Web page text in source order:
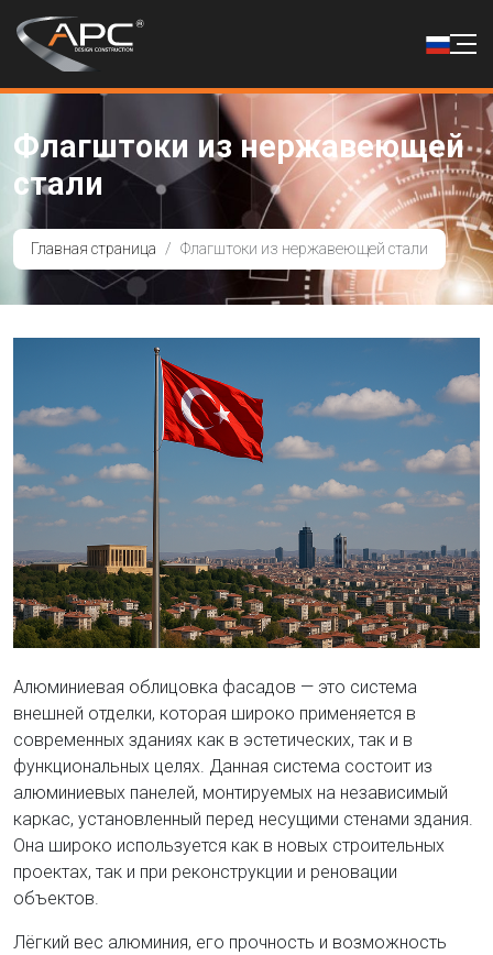
Флагштоки из нержавеющей
стали
Главная страница Флагштоки из нержавеющей стали
Алюминиевая облицовка фасадов — это система
внешней отделки, которая широко применяется в
современных зданиях как в эстетических, так и в
функциональных целях. Данная система состоит из
алюминиевых панелей, монтируемых на независимый
каркас, установленный перед несущими стенами здания.
Она широко используется как в новых строительных
проектах, так и при реконструкции и реновации
объектов.
Лёгкий вес алюминия, его прочность и возможность